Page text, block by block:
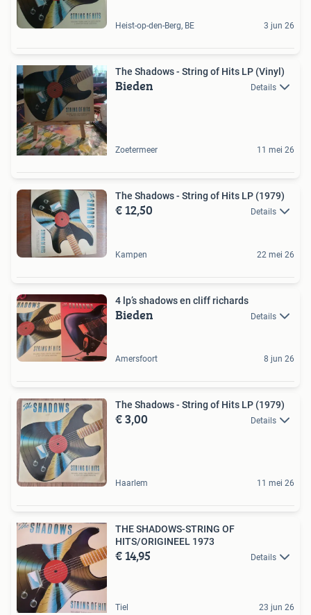
Heist-op-den-Berg, BE 3 jun 26
The Shadows - String of Hits LP (Vinyl)
Bieden Details
Zoetermeer 11 mei 26
The Shadows - String of Hits LP (1979)
€ 12,50 Details
Kampen 22 mei 26
4 lp’s shadows en cliff richards
Bieden Details
Amersfoort 8 jun 26
The Shadows - String of Hits LP (1979)
€ 3,00 Details
Haarlem 11 mei 26
THE SHADOWS-STRING OF
HITS/ORIGINEEL 1973
€ 14,95 Details
Tiel 23 jun 26